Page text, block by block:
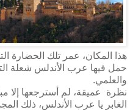
هذا المكان، عمر تلك الحضارة
حمل فيها عرب الأندلس شعلة
والعلمي.
نظرة عميقة، لم أسترجعها إلا
الغابر يا عرب الأندلس، ذلك